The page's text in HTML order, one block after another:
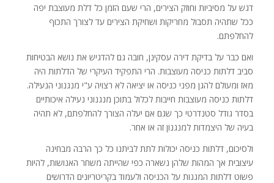
דגש על מסיביות וחוזק הצירים, הרי שעם הזמן כל דלת מעוצבת יפה
ככל שתהיה תסבול מחריקות ושחיקת הצירים עד לצורך התכוף
להחלפתם.
ואם כבר על בדיקת דירה עסקינן, חובה גם להדגיש את נושא הבטיחות
סביב דלתות כניסה מעוצבות. הרי התפקיד העיקרי של הדלתות היה
מאז ומעולם להגן מפני כניסה או יציאה לא רצויה ע"י מנגנוני הנעילה.
דלתות כניסה מעוצבות חייבות לכלול בתוכן מנגנוני נעילה איכותיים
בסדר גודל סטנדרטי כך שגם אם יעלה הצורך להחלפתם, לא תהיה
בעיה של היצמדות למנגנון זה או אחר.
ולסיכום, דלתות כניסה יכולות לתת לביתנו כל כך הרבה מבחינה
עיצובית אך המהות שלהן נשארה כפי שהייתה משחר האנושות, להיות
פשוט דלתות המגנות על הכניסה ולעמוד בקריטריונים הדרושים